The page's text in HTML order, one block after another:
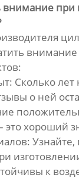
внимание
Сколько
о ней
это хороший
к